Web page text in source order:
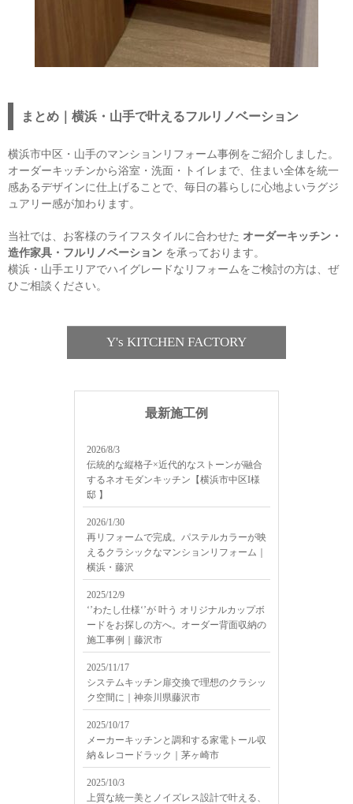
まとめ｜横浜・山手で叶えるフルリノベーション
横浜市中区・山手のマンションリフォーム事例をご紹介しました。
オーダーキッチンから浴室・洗面・トイレまで、住まい全体を統一
感あるデザインに仕上げることで、毎日の暮らしに心地よいラグジ
ュアリー感が加わります。
当社では、お客様のライフスタイルに合わせた オーダーキッチン・
造作家具・フルリノベーション を承っております。
横浜・山手エリアでハイグレードなリフォームをご検討の方は、ぜ
ひご相談ください。
Y's KITCHEN FACTORY
最新施工例
2026/8/3
伝統的な縦格子×近代的なストーンが融合
するネオモダンキッチン【横浜市中区I様
邸 】
2026/1/30
再リフォームで完成。パステルカラーが映
えるクラシックなマンションリフォーム｜
横浜・藤沢
2025/12/9
‘’わたし仕様‘’が 叶う オリジナルカップボ
ードをお探しの方へ。オーダー背面収納の
施工事例｜藤沢市
2025/11/17
システムキッチン扉交換で理想のクラシッ
ク空間に｜神奈川県藤沢市
2025/10/17
メーカーキッチンと調和する家電トール収
納＆レコードラック｜茅ヶ崎市
2025/10/3
上質な統一美とノイズレス設計で叶える、